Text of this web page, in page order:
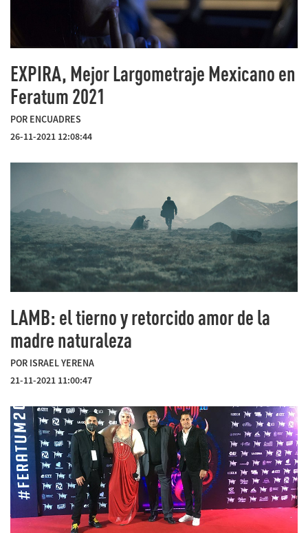
EXPIRA, Mejor Largometraje Mexicano en
Feratum 2021
POR ENCUADRES
26-11-2021 12:08:44
LAMB: el tierno y retorcido amor de la
madre naturaleza
POR ISRAEL YERENA
21-11-2021 11:00:47